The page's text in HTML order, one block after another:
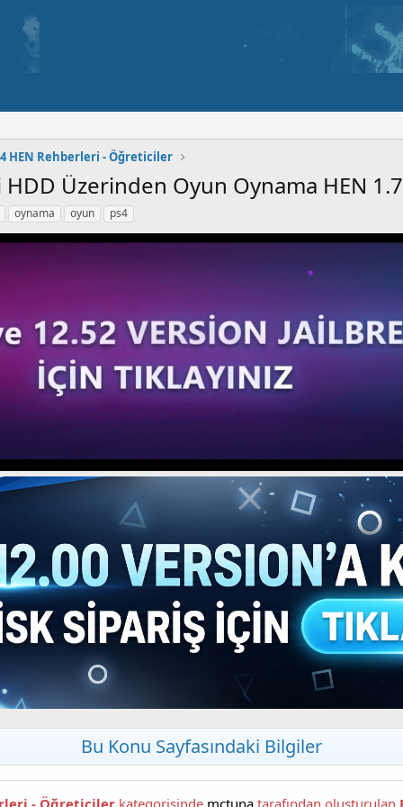
HEN Rehberleri - Öğreticiler
HDD Üzerinden Oyun Oynama HEN 1.7
oynama oyun ps4
Bu Konu Sayfasındaki Bilgiler